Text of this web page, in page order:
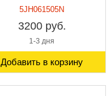
5JH061505N
3200 руб.
1-3 дня
Добавить в корзину